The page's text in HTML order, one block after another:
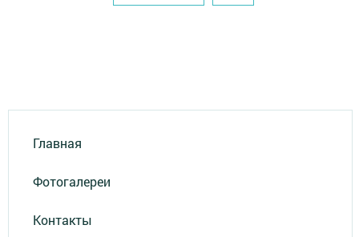
Главная
Фотогалереи
Контакты